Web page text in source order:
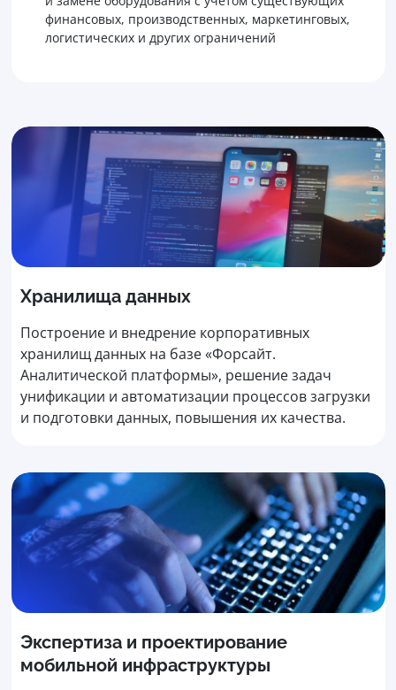
финансовых, производственных, маркетинговых,
логистических и других ограничений
Хранилища данных
Построение и внедрение корпоративных
хранилищ данных на базе «Форсайт.
Аналитической платформы», решение задач
унификации и автоматизации процессов загрузки
и подготовки данных, повышения их качества.
Экспертиза и проектирование
мобильной инфраструктуры